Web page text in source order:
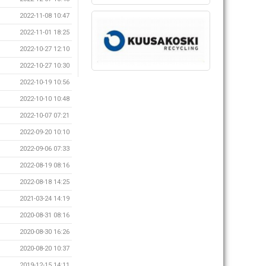
2022-11-08 10:47
2022-11-01 18:25
2022-10-27 12:10
2022-10-27 10:30
2022-10-19 10:56
2022-10-10 10:48
2022-10-07 07:21
2022-09-20 10:10
2022-09-06 07:33
2022-08-19 08:16
2022-08-18 14:25
2021-03-24 14:19
2020-08-31 08:16
2020-08-30 16:26
2020-08-20 10:37